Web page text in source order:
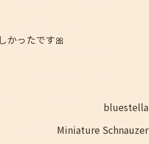
かったです🎀
bluestella
Miniature Schnauzer